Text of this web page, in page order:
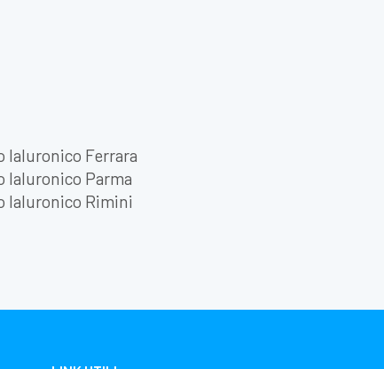
Ialuronico Ferrara
Ialuronico Parma
Ialuronico Rimini